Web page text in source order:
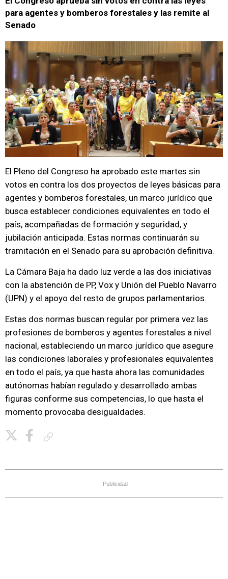
para agentes y bomberos forestales y las remite al
Senado
El Pleno del Congreso ha aprobado este martes sin
votos en contra los dos proyectos de leyes básicas para
agentes y bomberos forestales, un marco jurídico que
busca establecer condiciones equivalentes en todo el
país, acompañadas de formación y seguridad, y
jubilación anticipada. Estas normas continuarán su
tramitación en el Senado para su aprobación definitiva.
La Cámara Baja ha dado luz verde a las dos iniciativas
con la abstención de PP, Vox y Unión del Pueblo Navarro
(UPN) y el apoyo del resto de grupos parlamentarios.
Estas dos normas buscan regular por primera vez las
profesiones de bomberos y agentes forestales a nivel
nacional, estableciendo un marco jurídico que asegure
las condiciones laborales y profesionales equivalentes
en todo el país, ya que hasta ahora las comunidades
autónomas habían regulado y desarrollado ambas
figuras conforme sus competencias, lo que hasta el
momento provocaba desigualdades.
Publicidad